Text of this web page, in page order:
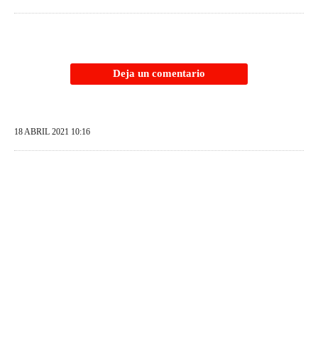
Deja un comentario
18 ABRIL 2021 10:16